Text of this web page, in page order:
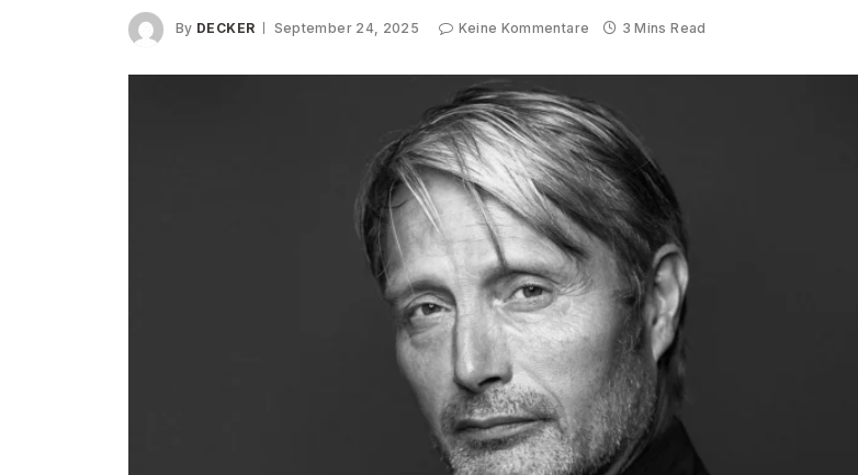
By DECKER September 24, 2025 Keine Kommentare 3 Mins Read